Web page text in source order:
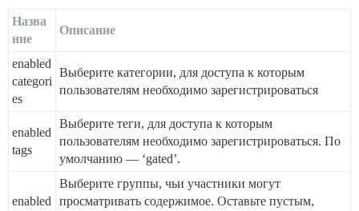
Назва
ние
Описание
enabled
categori
es
Выберите категории, для доступа к которым
пользователям необходимо зарегистрироваться
enabled
tags
Выберите теги, для доступа к которым
пользователям необходимо зарегистрироваться. По
умолчанию — ‘gated’.
enabled
Выберите группы, чьи участники могут
просматривать содержимое. Оставьте пустым,